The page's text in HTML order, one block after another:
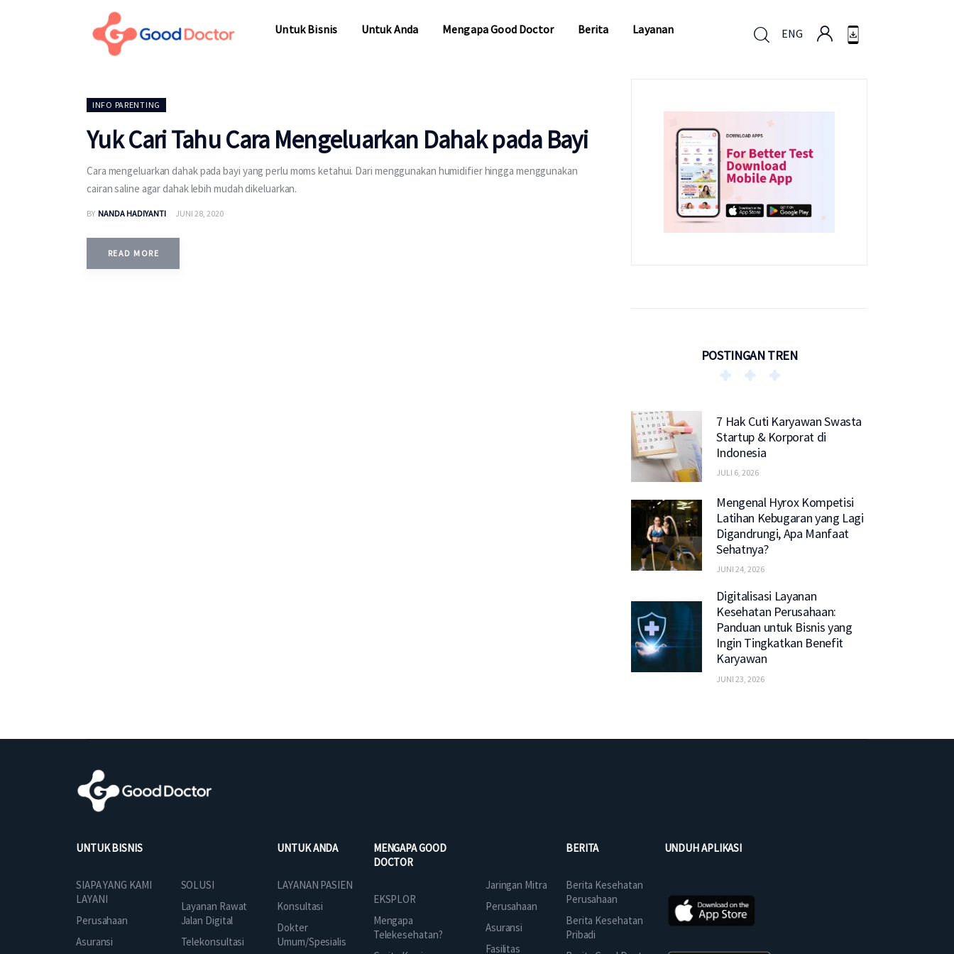
Untuk Bisnis Untuk Anda Mengapa Good Doctor Berita Layanan ENG
INFO PARENTING
Yuk Cari Tahu Cara Mengeluarkan Dahak pada Bayi
Cara mengeluarkan dahak pada bayi yang perlu moms ketahui. Dari menggunakan humidifier hingga menggunakan
cairan saline agar dahak lebih mudah dikeluarkan.
BY NANDA HADIYANTI JUNI 28, 2020
READ MORE
POSTINGAN TREN
7 Hak Cuti Karyawan Swasta
Startup & Korporat di
Indonesia
JULI 6, 2026
Mengenal Hyrox Kompetisi
Latihan Kebugaran yang Lagi
Digandrungi, Apa Manfaat
Sehatnya?
JUNI 24, 2026
Digitalisasi Layanan
Kesehatan Perusahaan:
Panduan untuk Bisnis yang
Ingin Tingkatkan Benefit
Karyawan
JUNI 23, 2026
UNTUK BISNIS
SIAPA YANG KAMI
LAYANI
Perusahaan
Asuransi
SOLUSI
Layanan Rawat
Jalan Digital
Telekonsultasi
UNTUK ANDA
LAYANAN PASIEN
Konsultasi
Dokter
Umum/Spesialis
MENGAPA GOOD
DOCTOR
EKSPLOR
Mengapa
Telekesehatan?
Jaringan Mitra
Perusahaan
Asuransi
Fasilitas
BERITA
Berita Kesehatan
Perusahaan
Berita Kesehatan
Pribadi
UNDUH APLIKASI